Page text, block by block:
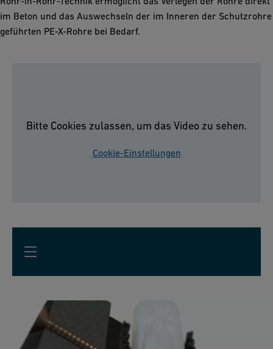
im Beton und das Auswechseln der im Inneren der Schutzrohre
geführten PE-X-Rohre bei Bedarf.
Bitte Cookies zulassen, um das Video zu sehen.
Cookie-Einstellungen